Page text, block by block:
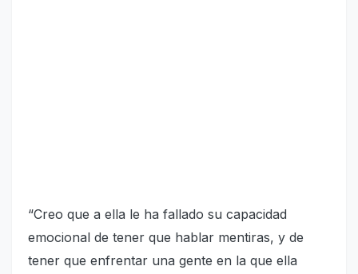
“Creo que a ella le ha fallado su capacidad
emocional de tener que hablar mentiras, y de
tener que enfrentar una gente en la que ella